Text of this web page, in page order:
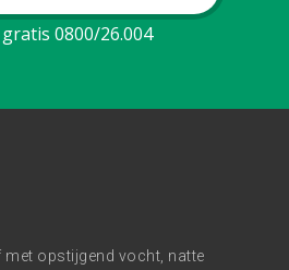
0800/26.004
opstijgend vocht, natte